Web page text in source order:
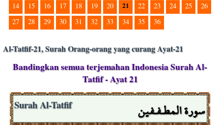
14
15 16 17 18 19 20 21 22 23 24 25
26
27
28 29 30 31 32 33 34 35 36
Al-Tatfif-21, Surah Orang-orang yang curang Ayat-21
Bandingkan semua terjemahan Indonesia Surah Al-
Tatfif - Ayat 21
سورة المطـفـفين Surah Al-Tatfif